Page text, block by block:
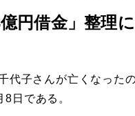
円借金」整理
代子さんが亡くなった
日である。